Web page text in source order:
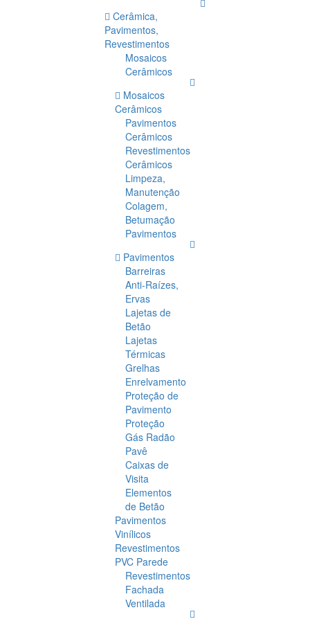
Cerâmica,
Pavimentos,
Revestimentos
Mosaicos
Cerâmicos
Mosaicos
Cerâmicos
Pavimentos
Cerâmicos
Revestimentos
Cerâmicos
Limpeza,
Manutenção
Colagem,
Betumação
Pavimentos
Pavimentos
Barreiras
Anti-Raízes,
Ervas
Lajetas de
Betão
Lajetas
Térmicas
Grelhas
Enrelvamento
Proteção de
Pavimento
Proteção
Gás Radão
Pavê
Caixas de
Visita
Elementos
de Betão
Pavimentos
Vinílicos
Revestimentos
PVC Parede
Revestimentos
Fachada
Ventilada